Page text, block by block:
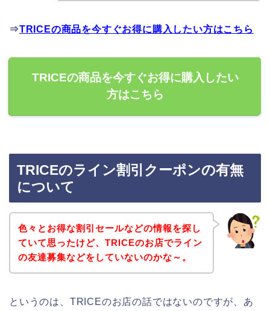
⇒TRICEの商品を今すぐお得に購入したい方はこちら
TRICEの商品を今すぐお得に購入したい
方はこちら
TRICEのライン割引クーポンの有無
について
色々とお得な割引セールなどの情報を探し
ていて思ったけど、TRICEのお店でライン
の友達募集などをしていないのかな～。
というのは、TRICEのお店の話ではないのですが、あ